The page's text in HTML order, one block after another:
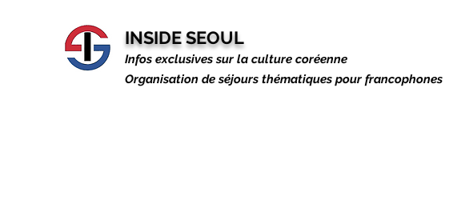
INSIDE SEOUL
Infos exclusives sur la culture coréenne
Organisation de séjours thématiques pour francophones